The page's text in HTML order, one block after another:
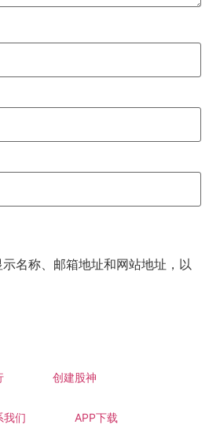
名称、邮箱地址和网站地址，以
创建股神
我们 APP下载